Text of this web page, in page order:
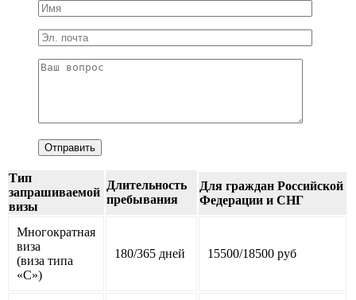
Тип
запрашиваемой
визы
Длительность
пребывания
Для граждан Российской
Федерации и СНГ
Многократная
виза
(виза типа
«С»)
180/365 дней 15500/18500 руб